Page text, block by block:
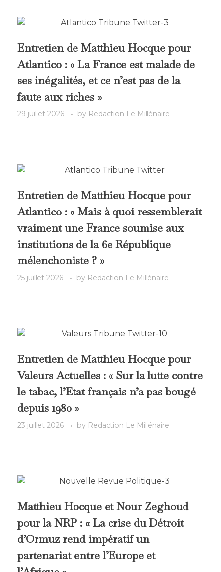
Entretien de Matthieu Hocque pour
Atlantico : « La France est malade de
ses inégalités, et ce n’est pas de la
faute aux riches »
29 juillet 2026 by Redaction Le Millénaire
Entretien de Matthieu Hocque pour
Atlantico : « Mais à quoi ressemblerait
vraiment une France soumise aux
institutions de la 6e République
mélenchoniste ? »
25 juillet 2026 by Redaction Le Millénaire
Entretien de Matthieu Hocque pour
Valeurs Actuelles : « Sur la lutte contre
le tabac, l’Etat français n’a pas bougé
depuis 1980 »
23 juillet 2026 by Redaction Le Millénaire
Matthieu Hocque et Nour Zeghoud
pour la NRP : « La crise du Détroit
d’Ormuz rend impératif un
partenariat entre l’Europe et